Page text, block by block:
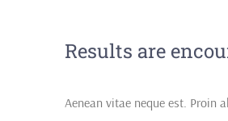
Results are
Aenean vitae neque est. Proin